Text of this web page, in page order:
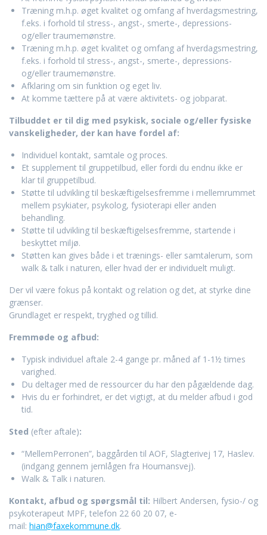
Træning m.h.p. øget kvalitet og omfang af hverdagsmestring,
f.eks. i forhold til stress-, angst-, smerte-, depressions-
og/eller traumemønstre.
Træning m.h.p. øget kvalitet og omfang af hverdagsmestring,
f.eks. i forhold til stress-, angst-, smerte-, depressions-
og/eller traumemønstre.
Afklaring om sin funktion og eget liv.
At komme tættere på at være aktivitets- og jobparat.
Tilbuddet er til dig med psykisk, sociale og/eller fysiske
vanskeligheder, der kan have fordel af:
Individuel kontakt, samtale og proces.
Et supplement til gruppetilbud, eller fordi du endnu ikke er
klar til gruppetilbud.
Støtte til udvikling til beskæftigelsesfremme i mellemrummet
mellem psykiater, psykolog, fysioterapi eller anden
behandling.
Støtte til udvikling til beskæftigelsesfremme, startende i
beskyttet miljø.
Støtten kan gives både i et trænings- eller samtalerum, som
walk & talk i naturen, eller hvad der er individuelt muligt.
Der vil være fokus på kontakt og relation og det, at styrke dine
grænser.
Grundlaget er respekt, tryghed og tillid.
Fremmøde og afbud:
Typisk individuel aftale 2-4 gange pr. måned af 1-1½ times
varighed.
Du deltager med de ressourcer du har den pågældende dag.
Hvis du er forhindret, er det vigtigt, at du melder afbud i god
tid.
Sted (efter aftale):
“MellemPerronen”, baggården til AOF, Slagterivej 17, Haslev.
(indgang gennem jernlågen fra Houmansvej).
Walk & Talk i naturen.
Kontakt, afbud og spørgsmål til: Hilbert Andersen, fysio-/ og
psykoterapeut MPF, telefon 22 60 20 07, e-
mail: hian@faxekommune.dk.